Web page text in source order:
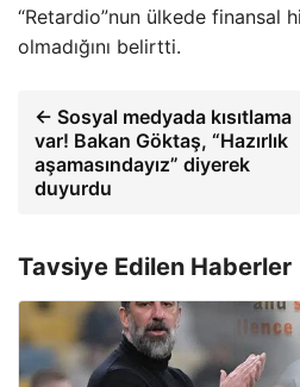
“Retardio”nun ülkede finansal
olmadığını belirtti.
← Sosyal medyada kısıtlama
var! Bakan Göktaş, “Hazırlık
aşamasındayız” diyerek
duyurdu
Tavsiye Edilen Haberler